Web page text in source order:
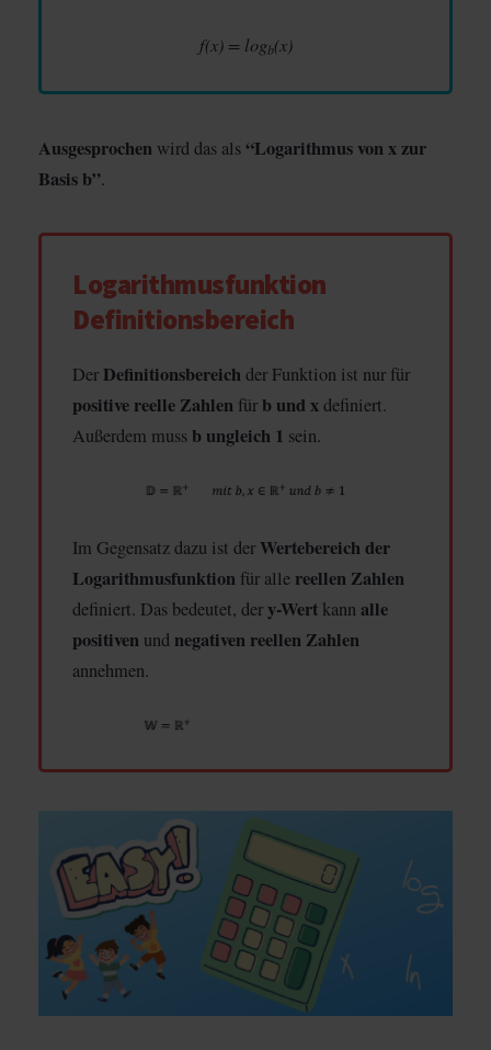
f(x) = logb(x)
Ausgesprochen wird das als “Logarithmus von x zur
Basis b”.
Logarithmusfunktion
Definitionsbereich
Der Definitionsbereich der Funktion ist nur für
positive reelle Zahlen für b und xdefiniert.
Außerdem muss b ungleich 1 sein.
Im Gegensatz dazu ist der Wertebereich der
Logarithmusfunktion für alle reellen Zahlen
definiert. Das bedeutet, der y-Wert kann alle
positiven und negativen reellen Zahlen
annehmen.